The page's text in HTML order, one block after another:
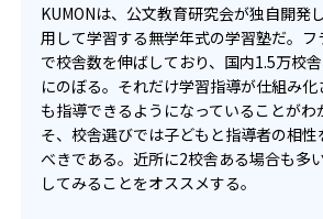
KUMONは、公文教育研究会が独自開発
用して学習する無学年式の学習塾だ。
で校舎数を伸ばしており、国内1.5万校
にのぼる。それだけ学習指導が仕組み化
も指導できるようになっていることがわ
そ、校舎選びでは子どもと指導者の相
べきである。近所に2校舎ある場合も多
してみることをオススメする。